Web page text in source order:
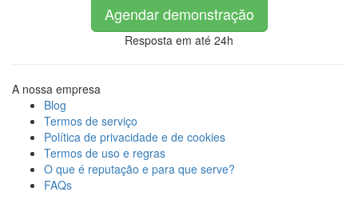
Agendar demonstração
Resposta em até 24h
A nossa empresa
Blog
Termos de serviço
Política de privacidade e de cookies
Termos de uso e regras
O que é reputação e para que serve?
FAQs